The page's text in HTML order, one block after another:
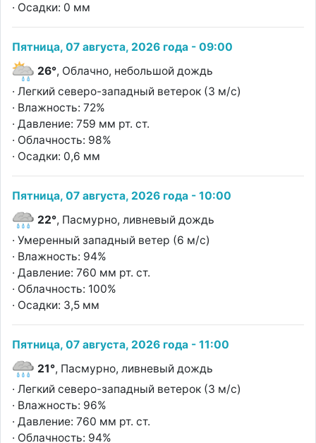
· Осадки: 0 мм
Пятница, 07 августа, 2026 года - 09:00
26°, Облачно, небольшой дождь
· Легкий северо-западный ветерок (3 м/с)
· Влажность: 72%
· Давление: 759 мм рт. ст.
· Облачность: 98%
· Осадки: 0,6 мм
Пятница, 07 августа, 2026 года - 10:00
22°, Пасмурно, ливневый дождь
· Умеренный западный ветер (6 м/с)
· Влажность: 94%
· Давление: 760 мм рт. ст.
· Облачность: 100%
· Осадки: 3,5 мм
Пятница, 07 августа, 2026 года - 11:00
21°, Пасмурно, ливневый дождь
· Легкий северо-западный ветерок (3 м/с)
· Влажность: 96%
· Давление: 760 мм рт. ст.
· Облачность: 94%